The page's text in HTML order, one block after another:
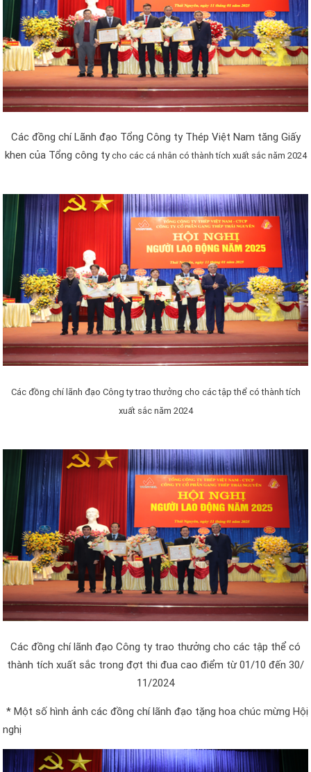
Các đồng chí Lãnh đạo Tổng Công ty Thép Việt Nam tăng Giấy
khen của Tổng công tycho các cá nhân có thành tích xuất sắc năm 2024
Các đồng chí lãnh đạo Công ty trao thưởng cho các tập thể có thành tích
xuất sắc năm 2024
Các đồng chí lãnh đạo Công ty trao thưởng cho các tập thể có
thành tích xuất sắc trong đợt thi đua cao điểm từ 01/10 đến 30/
11/2024
* Một số hình ảnh các đồng chí lãnh đạo tặng hoa chúc mừng Hộị
nghị